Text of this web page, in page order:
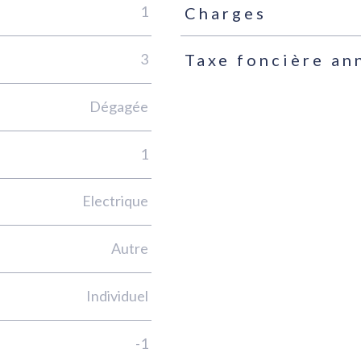
1
3
Dégagée
1
Electrique
Autre
Individuel
-1
Charges
Taxe foncière